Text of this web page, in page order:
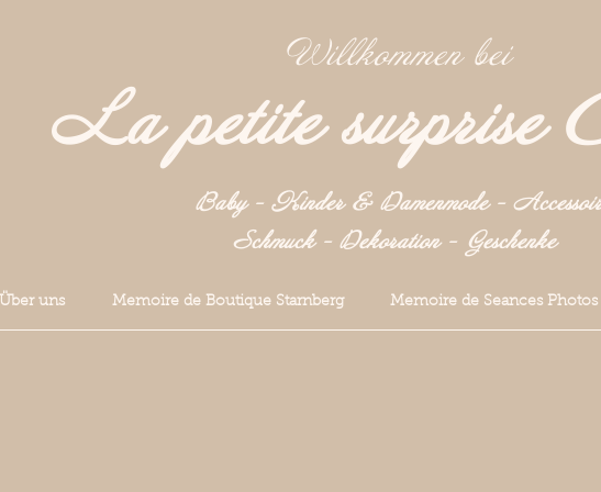
Willkommen bei
La petite surprise
Baby - Kinder & Damenmode -
Schmuck - Dekoration - Geschenke
Über uns Memoire de Boutique Starnberg Memoire de Seances Photos